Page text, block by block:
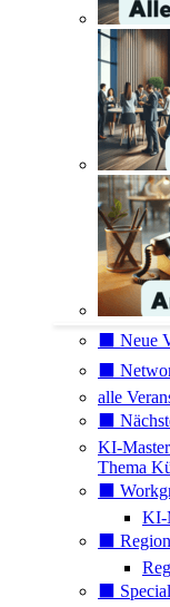
⬛️ Neue
⬛️
alle
⬛️
KI-
Thema
⬛️
KI-
⬛️
⬛️ Special